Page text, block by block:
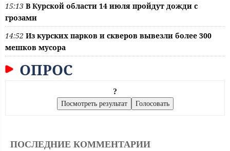
15:13 В Курской области 14 июля пройдут дожди с
грозами
14:52 Из курских парков и скверов вывезли более 300
мешков мусора
ОПРОС
?
ПОСЛЕДНИЕ КОММЕНТАРИИ